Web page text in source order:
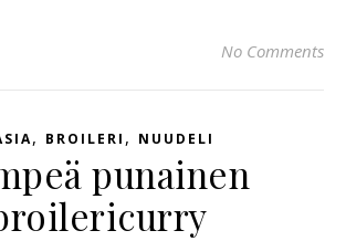
No Comments
, BROILERI , NUUDELI
punainen